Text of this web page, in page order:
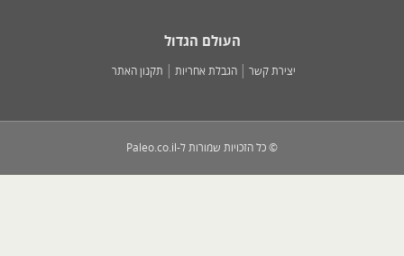
העולם הגדול
יצירת קשר הגבלת אחריות תקנון האתר
© כל הזכויות שמורות ל-Paleo.co.il